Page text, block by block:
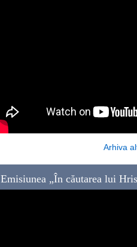
Arhiva
Emisiunea „În căutarea lui